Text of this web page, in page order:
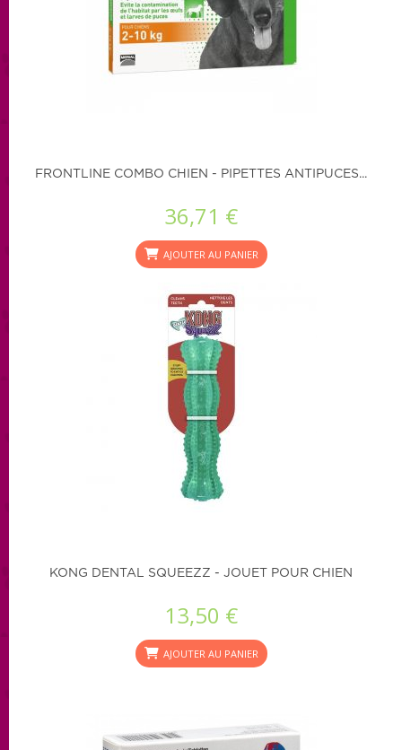
FRONTLINE COMBO CHIEN - PIPETTES ANTIPUCES...
36,71 €
AJOUTER AU PANIER
KONG DENTAL SQUEEZZ - JOUET POUR CHIEN
13,50 €
AJOUTER AU PANIER